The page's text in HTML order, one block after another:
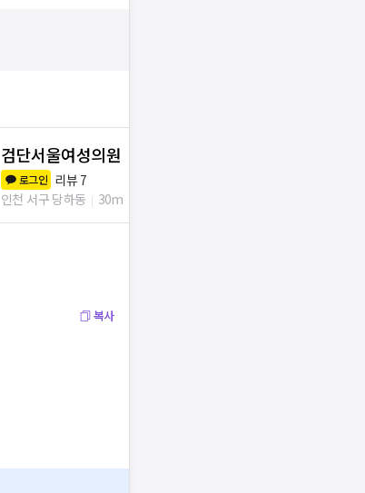
검단서울여성의원
로그인 리뷰 7
인천 서구 당하동
30m
복사